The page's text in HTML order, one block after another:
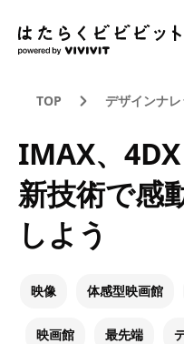
TOP デザインナ
IMAX、
新技術で感
しよう
映像 体感型映画館
映画館 最先端